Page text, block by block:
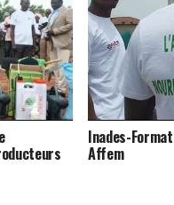
Inades-
Affem